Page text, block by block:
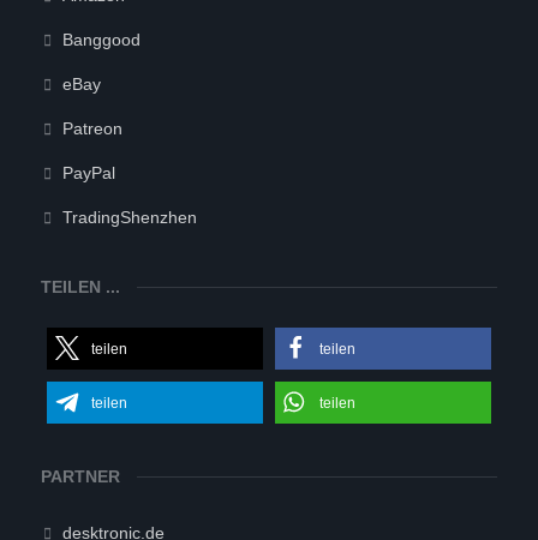
Banggood
eBay
Patreon
PayPal
TradingShenzhen
TEILEN ...
teilen teilen
teilen teilen
PARTNER
desktronic.de